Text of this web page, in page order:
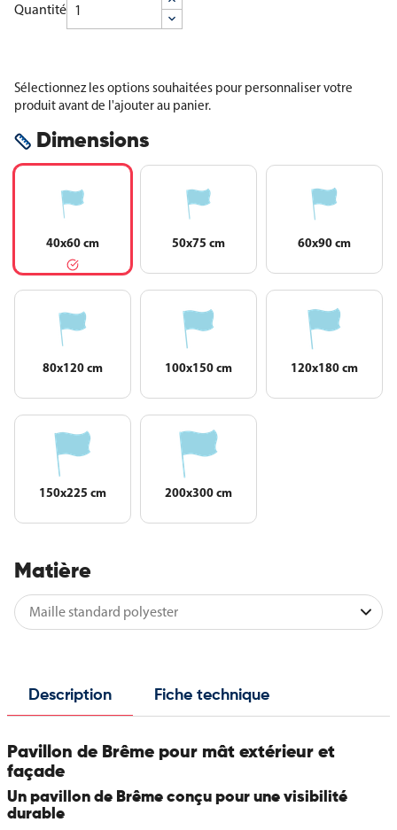
Quantité
Sélectionnez les options souhaitées pour personnaliser votre
produit avant de l'ajouter au panier.
Dimensions
40x60 cm 50x75 cm 60x90 cm
80x120 cm 100x150 cm 120x180 cm
150x225 cm 200x300 cm
Matière
Description Fiche technique
Pavillon de Brême pour mât extérieur et
façade
Un pavillon de Brême conçu pour une visibilité
durable